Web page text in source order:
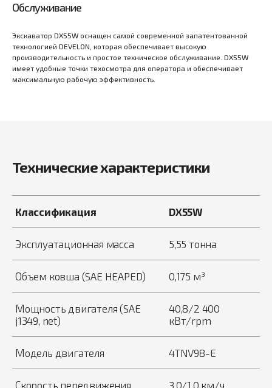
Обслуживание
Экскаватор DX55W оснащен самой современной запатентованной
технологией DEVELON, которая обеспечивает высокую
производительность и простое техническое обслуживание. DX55W
имеет удобные точки техосмотра для оператора и обеспечивает
максимальную рабочую эффективность.
Технические характеристики
Классификация DX55W
Эксплуатационная масса 5,55 тонна
Объем ковша (SAE HEAPED) 0,175 м³
Мощность двигателя (SAE
j1349, net)
40,8/2 400
кВт/rpm
Модель двигателя 4TNV98-E
Скорость передвижения 3,0/1,0 км/ч